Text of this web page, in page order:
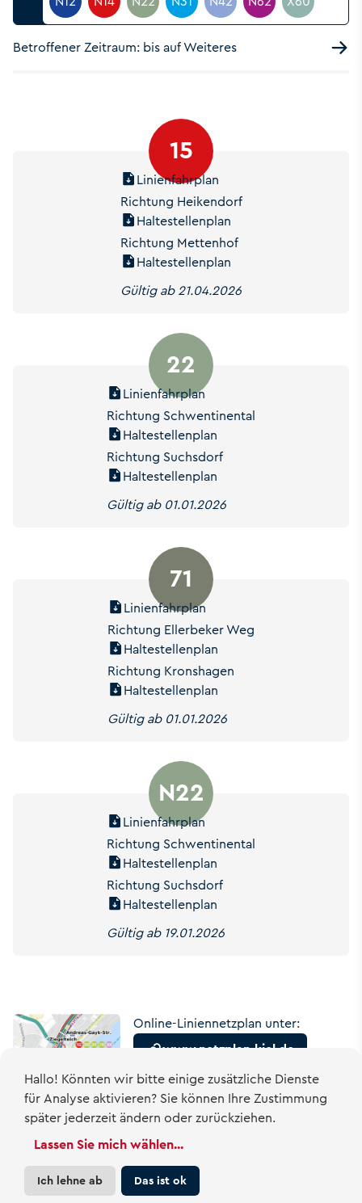
Betroffener Zeitraum: bis auf Weiteres
15
Linienfahrplan
Richtung Heikendorf
Haltestellenplan
Richtung Mettenhof
Haltestellenplan
Gültig ab 21.04.2026
22
Linienfahrplan
Richtung Schwentinental
Haltestellenplan
Richtung Suchsdorf
Haltestellenplan
Gültig ab 01.01.2026
71
Linienfahrplan
Richtung Ellerbeker Weg
Haltestellenplan
Richtung Kronshagen
Haltestellenplan
Gültig ab 01.01.2026
N22
Linienfahrplan
Richtung Schwentinental
Haltestellenplan
Richtung Suchsdorf
Haltestellenplan
Gültig ab 19.01.2026
Online-Liniennetzplan unter:
www.netzplan-kiel.de
Hallo! Könnten wir bitte einige zusätzliche Dienste
fürAnalyseaktivieren? Sie können Ihre Zustimmung
später jederzeit ändern oder zurückziehen.
Lassen Sie mich wählen...
Ich lehne ab Das ist ok